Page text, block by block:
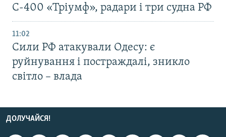
С-400 «Тріумф», радари і три судна РФ
11:02
Сили РФ атакували Одесу: є
руйнування і постраждалі, зникло
світло – влада
ДОЛУЧАЙСЯ!